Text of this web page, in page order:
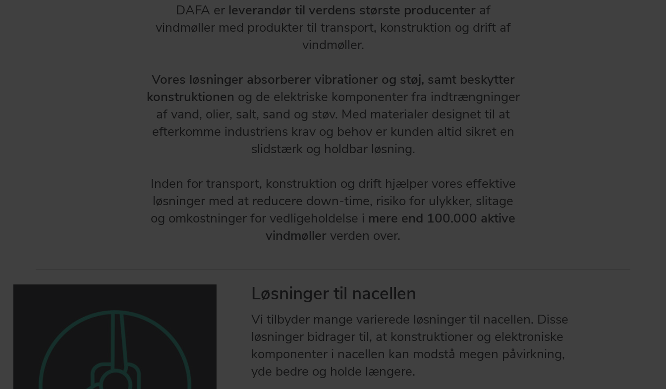
DAFA er leverandør til verdens største producenter af
vindmøller med produkter til transport, konstruktion og drift af
vindmøller.
Vores løsninger absorberer vibrationer og støj, samt beskytter
konstruktionen og de elektriske komponenter fra indtrængninger
af vand, olier, salt, sand og støv. Med materialer designet til at
efterkomme industriens krav og behov er kunden altid sikret en
slidstærk og holdbar løsning.
Inden for transport, konstruktion og drift hjælper vores effektive
løsninger med at reducere down-time, risiko for ulykker, slitage
og omkostninger for vedligeholdelse i mere end 100.000 aktive
vindmøller verden over.
Løsninger til nacellen
Vi tilbyder mange varierede løsninger til nacellen. Disse
løsninger bidrager til, at konstruktioner og elektroniske
komponenter i nacellen kan modstå megen påvirkning,
yde bedre og holde længere.